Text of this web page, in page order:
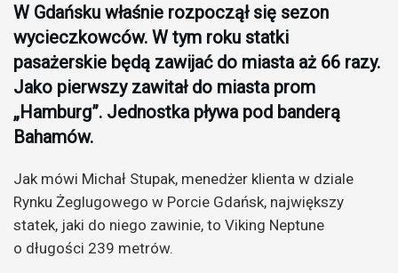
W Gdańsku właśnie rozpoczął się sezon
wycieczkowców. W tym roku statki
pasażerskie będą zawijać do miasta aż 66 razy.
Jako pierwszy zawitał do miasta prom
„Hamburg”. Jednostka pływa pod banderą
Bahamów.
Jak mówi Michał Stupak, menedżer klienta w dziale
Rynku Żeglugowego w Porcie Gdańsk, największy
statek, jaki do niego zawinie, to Viking Neptune
o długości 239 metrów.